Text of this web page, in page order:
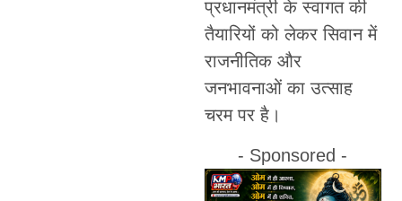
प्रधानमंत्री के स्वागत की
तैयारियों को लेकर सिवान में
राजनीतिक और
जनभावनाओं का उत्साह
चरम पर है।
- Sponsored -